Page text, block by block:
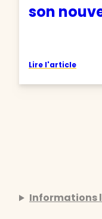
son
Lire l'article
Informations